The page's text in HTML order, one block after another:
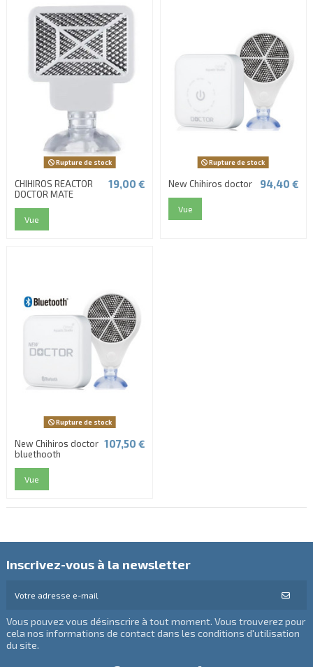
Rupture de stock
CHIHIROS REACTOR
DOCTOR MATE
19,00 €
Vue
Rupture de stock
New Chihiros doctor 94,40 €
Vue
Rupture de stock
New Chihiros doctor
bluethooth
107,50 €
Vue
Inscrivez-vous à la newsletter
Vous pouvez vous désinscrire à tout moment. Vous trouverez pour
cela nos informations de contact dans les conditions d'utilisation
du site.